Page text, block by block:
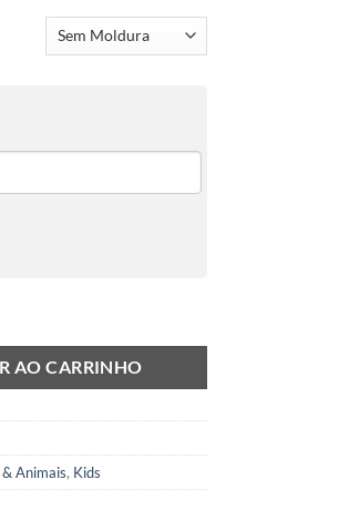
AO CARRINHO
Animais, Kids